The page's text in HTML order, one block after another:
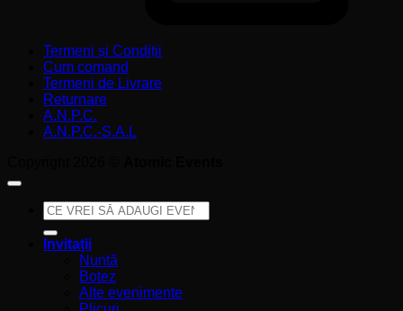
Termeni și Condiții
Cum comand
Termeni de Livrare
Returnare
A.N.P.C.
A.N.P.C.-S.A.L
Caută
după:
Invitații
Nuntă
Botez
Alte evenimente